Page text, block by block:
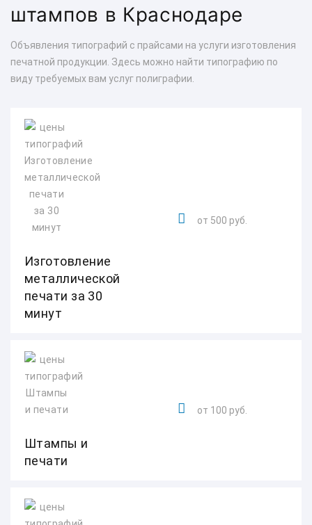
штампов в Краснодаре
Объявления типографий с прайсами на услуги изготовления
печатной продукции. Здесь можно найти типографию по
виду требуемых вам услуг полиграфии.
Изготовление
металлической
печати за 30
минут
от 500 руб.
Штампы и
печати
от 100 руб.